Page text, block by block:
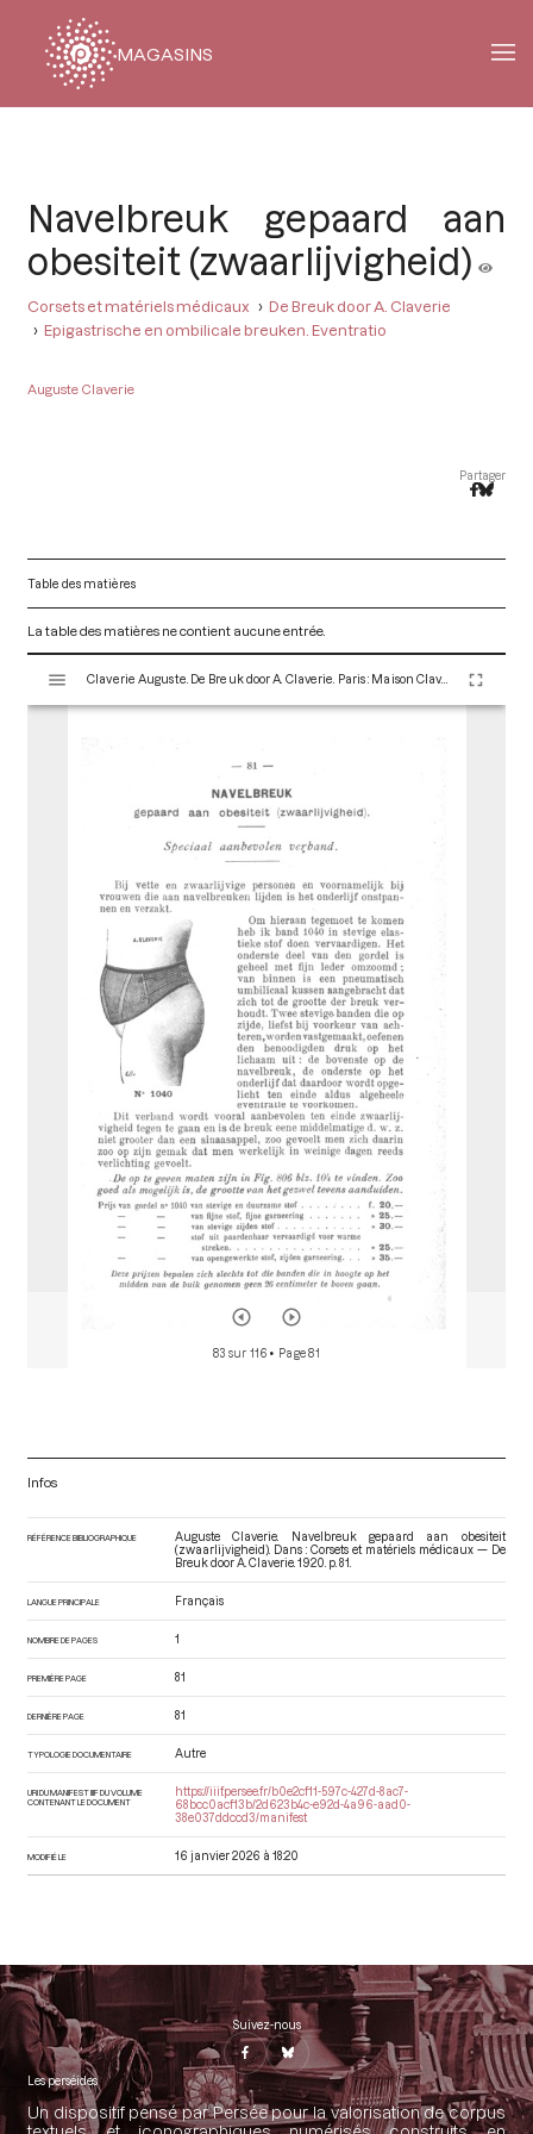
MAGASINS
Navelbreuk gepaard aan
obesiteit (zwaarlijvigheid)
Corsets et matériels médicaux
De Breuk door A. Claverie
Epigastrische en ombilicale breuken. Eventratio
Auguste Claverie
Partager
Table des matières
La table des matières ne contient aucune entrée.
s
Claverie Auguste. De Breuk door A. Claverie. Paris : Maison Claverie, 1920. 112 p. (Corsets et matériels médicaux, 6)
83 sur 116 • Page 81
Infos
RÉFÉRENCE BIBLIOGRAPHIQUE
Auguste Claverie. Navelbreuk gepaard aan obesiteit
(zwaarlijvigheid). Dans : Corsets et matériels médicaux — De
Breuk door A. Claverie . 1920. p. 81.
LANGUE PRINCIPALE Français
NOMBRE DE PAGES 1
PREMIÈRE PAGE 81
DERNIÈRE PAGE 81
TYPOLOGIE DOCUMENTAIRE Autre
URI DU MANIFEST IIIF DU VOLUME
CONTENANT LE DOCUMENT
https://iiif.persee.fr/b0e2cf11-597c-427d-8ac7-
68bcc0acf13b/2d623b4c-e92d-4a96-aad0-
38e037ddccd3/manifest
MODIFIÉ LE 16 janvier 2026 à 18:20
Suivez-nous
Les perséides
Un dispositif pensé par Persée pour la valorisation de corpus